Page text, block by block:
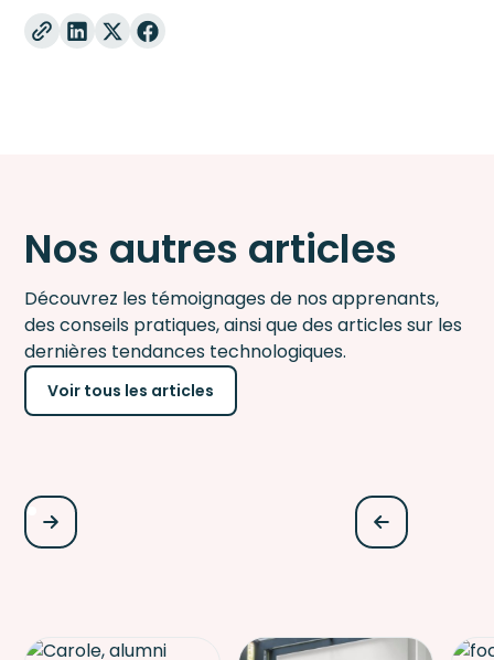
Nos autres articles
Découvrez les témoignages de nos apprenants,
des conseils pratiques, ainsi que des articles sur les
dernières tendances technologiques.
Voir tous les articles